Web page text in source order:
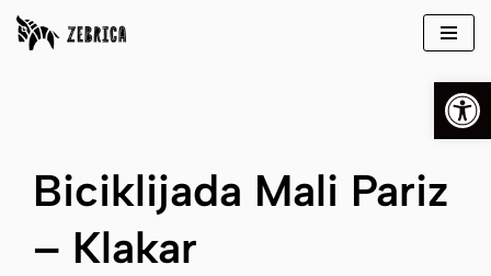
Biciklijada Mali Pariz
– Klakar